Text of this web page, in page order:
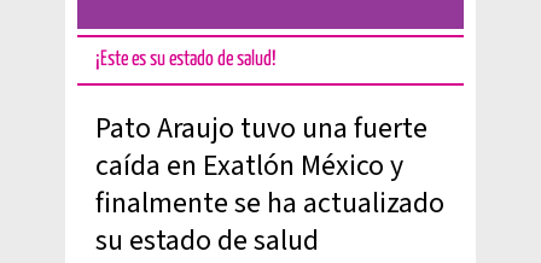
¡Este es su estado de salud!
Pato Araujo tuvo una fuerte
caída en Exatlón México y
finalmente se ha actualizado
su estado de salud